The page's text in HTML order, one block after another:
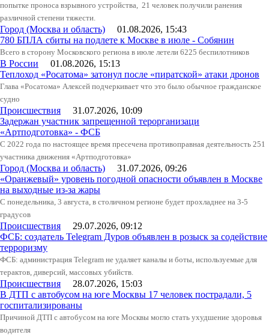
попытке проноса взрывного устройства, 21 человек получили ранения
различной степени тяжести.
Город (Москва и область) 01.08.2026, 15:43
780 БПЛА сбиты на подлете к Москве в июле - Собянин
Всего в сторону Московского региона в июле летели 6225 беспилотников
В России 01.08.2026, 15:13
Теплоход «Росатома» затонул после «пиратской» атаки дронов
Глава «Росатома» Алексей подчеркивает что это было обычное гражданское
судно
Происшествия 31.07.2026, 10:09
Задержан участник запрещенной терорганизаци
«Артподготовка» - ФСБ
С 2022 года по настоящее время пресечена противоправная деятельность 251
участника движения «Артподготовка»
Город (Москва и область) 31.07.2026, 09:26
«Оранжевый» уровень погодной опасности объявлен в Москве
на выходные из-за жары
С понедельника, 3 августа, в столичном регионе будет прохладнее на 3-5
градусов
Происшествия 29.07.2026, 09:12
ФСБ: создатель Telegram Дуров объявлен в розыск за содействие
терроризму
ФСБ: администрация Telegram не удаляет каналы и боты, используемые для
терактов, диверсий, массовых убийств.
Происшествия 28.07.2026, 15:03
В ДТП с автобусом на юге Москвы 17 человек пострадали, 5
госпитализированы
Причиной ДТП с автобусом на юге Москвы могло стать ухудшение здоровья
водителя